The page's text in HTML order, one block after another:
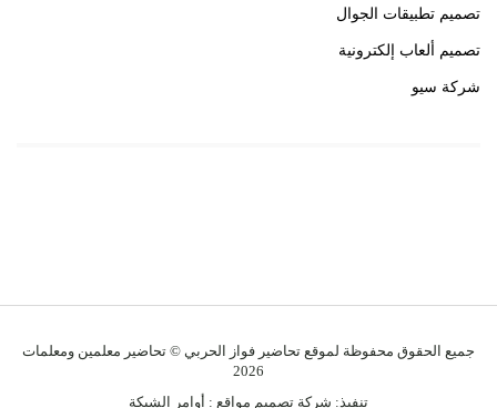
تصميم تطبيقات الجوال
تصميم ألعاب إلكترونية
شركة سيو
جميع الحقوق محفوظة لموقع تحاضير فواز الحربي © تحاضير معلمين ومعلمات
2026
تنفيذ: شركة تصميم مواقع : أوامر الشبكة